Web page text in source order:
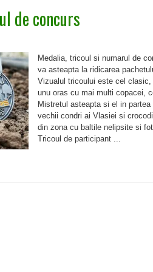
de concurs
Medalia, tricoul si numarul de
va asteapta la ridicarea
Vizualul tricoului este cel clasic,
unu oras cu mai multi copacei,
Mistretul asteapta si el in partea
vechii condri ai Vlasiei si
din zona cu baltile nelipsite si
Tricoul de participant ...